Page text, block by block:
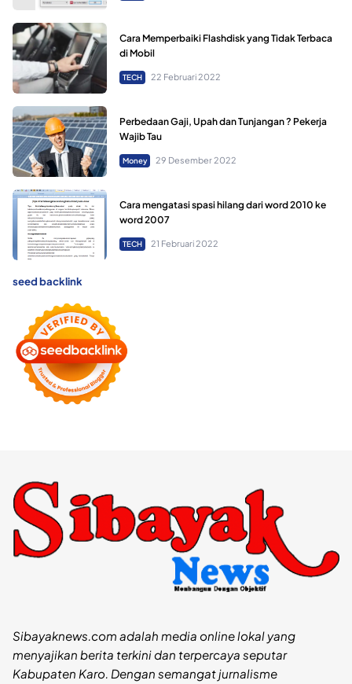
Cara Memperbaiki Flashdisk yang Tidak Terbaca
di Mobil
TECH 22 Februari 2022
Perbedaan Gaji, Upah dan Tunjangan ? Pekerja
Wajib Tau
Money 29 Desember 2022
Cara mengatasi spasi hilang dari word 2010 ke
word 2007
TECH 21 Februari 2022
seed backlink
Sibayaknews.com adalah media online lokal yang
menyajikan berita terkini dan terpercaya seputar
Kabupaten Karo. Dengan semangat jurnalisme